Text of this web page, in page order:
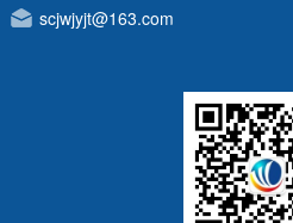
scjwjyjt@163.com